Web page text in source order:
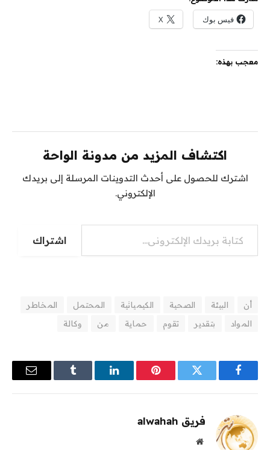
فيس بوك X
معجب بهذه:
اكتشاف المزيد من مدونة الواحة
اشترك للحصول على أحدث التدوينات المرسلة إلى بريدك
الإلكتروني.
كتابة بريدك الإلكتروني...
اشتراك
أن البيئة الصحية الكيميائية المحتمل
المخاطر
المواد
بتقدير تقوم حماية من وكالة
فيسبوك تويتر بينتيريستلينكدإن Tumblr
البريد
فريق alwahah
موقع